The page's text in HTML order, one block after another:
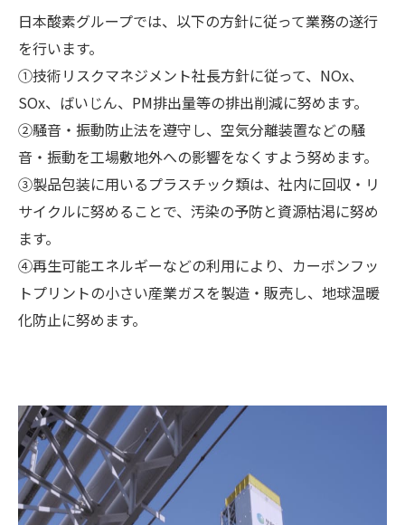
日本酸素グループでは、以下の方針に従って業務の遂行
を行います。
①技術リスクマネジメント社長方針に従って、NOx、
SOx、ばいじん、PM排出量等の排出削減に努めます。
②騒音・振動防止法を遵守し、空気分離装置などの騒
音・振動を工場敷地外への影響をなくすよう努めます。
③製品包装に用いるプラスチック類は、社内に回収・リ
サイクルに努めることで、汚染の予防と資源枯渇に努め
ます。
④再生可能エネルギーなどの利用により、カーボンフッ
トプリントの小さい産業ガスを製造・販売し、地球温暖
化防止に努めます。